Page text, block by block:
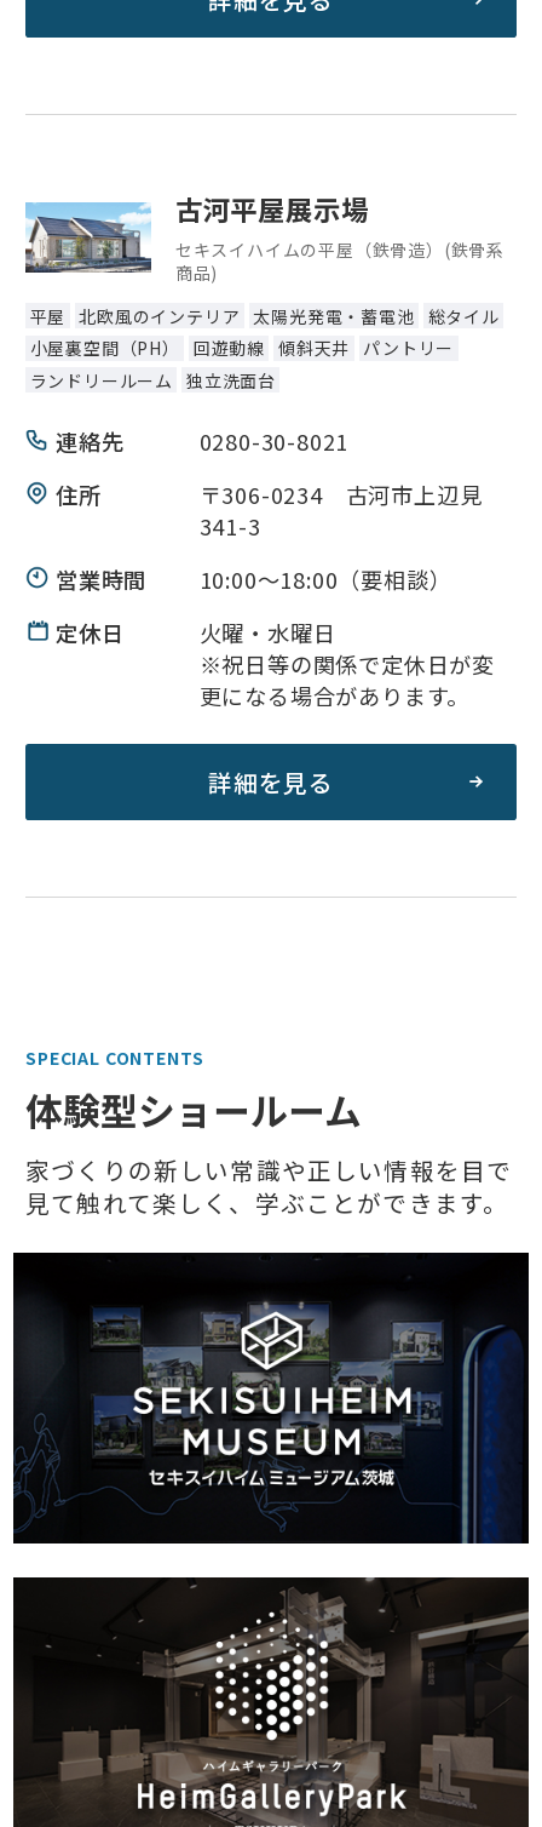
古河平屋展示場
セキスイハイムの平屋（鉄骨造）(鉄骨系
商品)
平屋
北欧風のインテリア 太陽光発電・蓄電池 総タイル
小屋裏空間（PH）
回遊動線 傾斜天井
パントリー
ランドリールーム
独立洗面台
連絡先
0280-30-8021
住所
〒306-0234 古河市上辺見
341-3
営業時間
10:00～18:00（要相談）
定休日
火曜・水曜日
※祝日等の関係で定休日が変
更になる場合があります。
詳細を見る
SPECIAL CONTENTS
体験型ショールーム
家づくりの新しい常識や正しい情報を目で
見て触れて楽しく、学ぶことができます。